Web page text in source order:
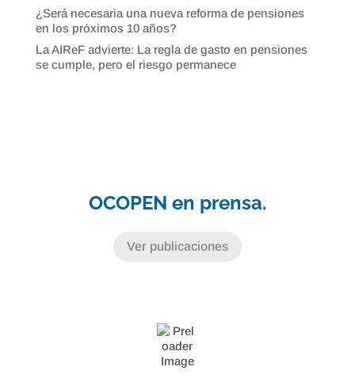
¿Será necesaria una nueva reforma de pensiones
en los próximos 10 años?
La AIReF advierte: La regla de gasto en pensiones
se cumple, pero el riesgo permanece
OCOPEN en prensa.
Ver publicaciones